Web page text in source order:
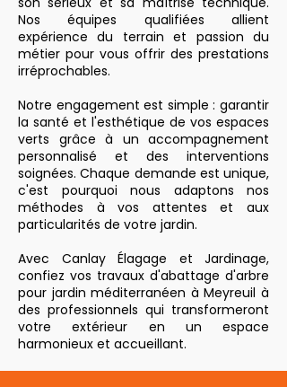
Nos équipes qualifiées allient
expérience du terrain et passion du
métier pour vous offrir des prestations
irréprochables.
Notre engagement est simple : garantir
la santé et l'esthétique de vos espaces
verts grâce à un accompagnement
personnalisé et des interventions
soignées. Chaque demande est unique,
c'est pourquoi nous adaptons nos
méthodes à vos attentes et aux
particularités de votre jardin.
Avec Canlay Élagage et Jardinage,
confiez vos travaux d'abattage d'arbre
pour jardin méditerranéen à Meyreuil à
des professionnels qui transformeront
votre extérieur en un espace
harmonieux et accueillant.